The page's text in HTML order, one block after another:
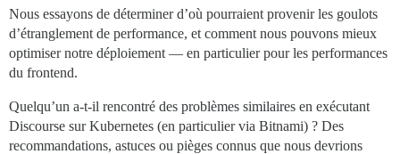
Nous essayons de déterminer d’où pourraient provenir les goulots
d’étranglement de performance, et comment nous pouvons mieux
optimiser notre déploiement — en particulier pour les performances
du frontend.
Quelqu’un a-t-il rencontré des problèmes similaires en exécutant
Discourse sur Kubernetes (en particulier via Bitnami) ? Des
recommandations, astuces ou pièges connus que nous devrions